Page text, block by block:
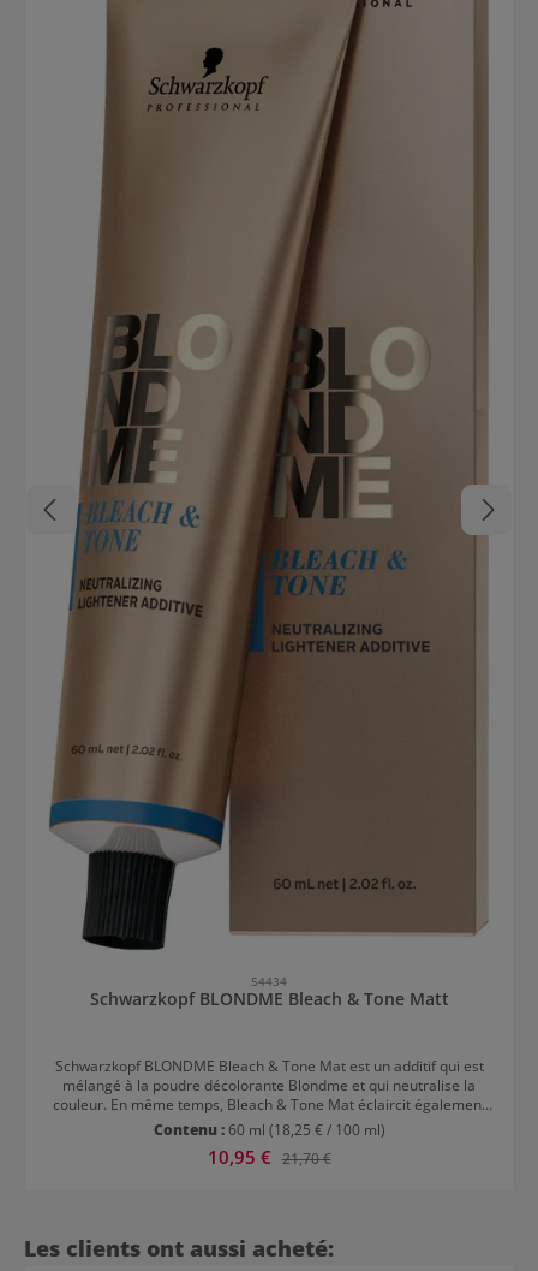
54434
Schwarzkopf BLONDME Bleach & Tone Matt
Schwarzkopf BLONDME Bleach & Tone Mat est un additif qui est
mélangé à la poudre décolorante Blondme et qui neutralise la
couleur. En même temps, Bleach & Tone Mat éclaircit également
mat. Sa formule spéciale est facile à appliquer et respecte les
Contenu : 60 ml (18,25 € / 100 ml)
Prix de vente :
10,95 € Prix régulier :
21,70 €
Ignorer la galerie de produits
Les clients ont aussi acheté: